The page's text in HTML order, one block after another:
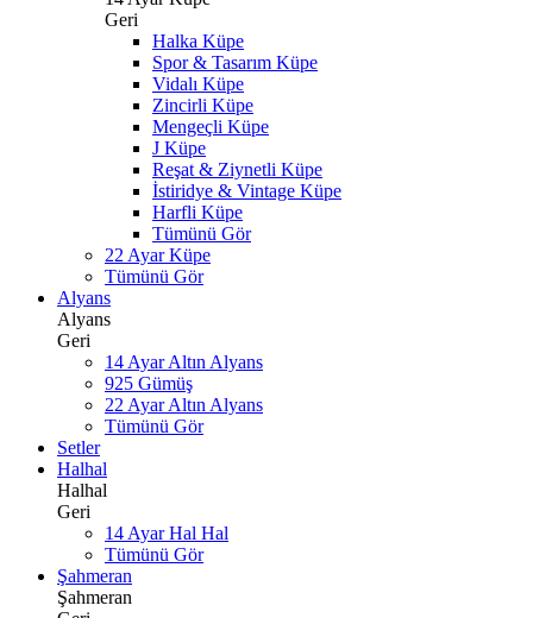
Geri
Halka Küpe
Spor & Tasarım Küpe
Vidalı Küpe
Zincirli Küpe
Mengeçli Küpe
J Küpe
Reşat & Ziynetli Küpe
İstiridye & Vintage Küpe
Harfli Küpe
Tümünü Gör
22 Ayar Küpe
Tümünü Gör
Alyans
Alyans
Geri
14 Ayar Altın Alyans
925 Gümüş
22 Ayar Altın Alyans
Tümünü Gör
Setler
Halhal
Halhal
Geri
14 Ayar Hal Hal
Tümünü Gör
Şahmeran
Şahmeran